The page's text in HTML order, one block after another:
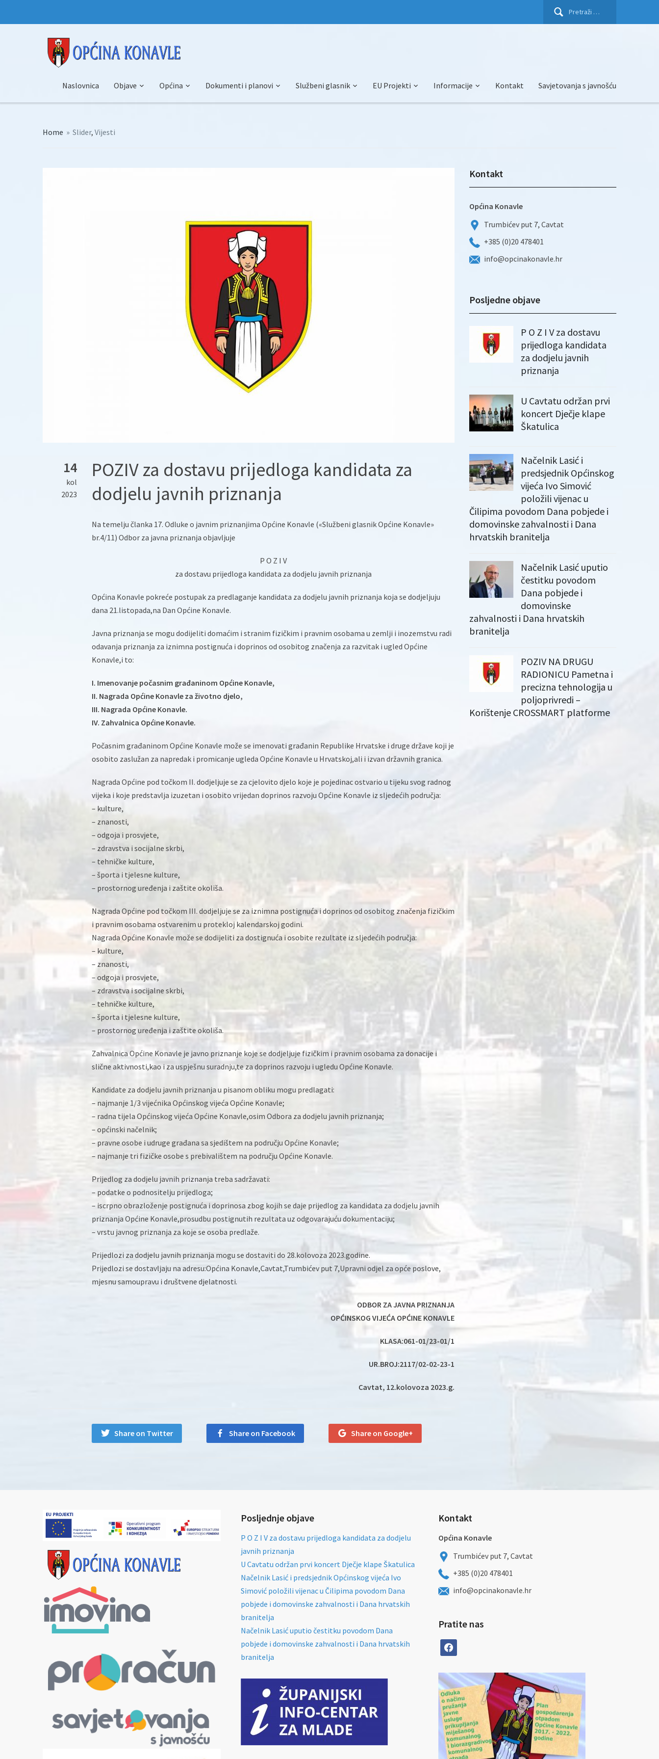
Pretraži:
Naslovnica Objave Općina Dokumenti i planovi Službeni glasnik EU Projekti Informacije Kontakt Savjetovanja s javnošću
Home » Slider, Vijesti
14
kol
2023
POZIV za dostavu prijedloga kandidata za
dodjelu javnih priznanja
Na temelju članka 17. Odluke o javnim priznanjima Općine Konavle («Službeni glasnik Općine Konavle»
br.4/11) Odbor za javna priznanja objavljuje
P O Z I V
za dostavu prijedloga kandidata za dodjelu javnih priznanja
Općina Konavle pokreće postupak za predlaganje kandidata za dodjelu javnih priznanja koja se dodjeljuju
dana 21.listopada,na Dan Općine Konavle.
Javna priznanja se mogu dodijeliti domaćim i stranim fizičkim i pravnim osobama u zemlji i inozemstvu radi
odavanja priznanja za iznimna postignuća i doprinos od osobitog značenja za razvitak i ugled Općine
Konavle,i to:
I. Imenovanje počasnim građaninom Općine Konavle,
II. Nagrada Općine Konavle za životno djelo,
III. Nagrada Općine Konavle.
IV. Zahvalnica Općine Konavle.
Počasnim građaninom Općine Konavle može se imenovati građanin Republike Hrvatske i druge države koji je
osobito zaslužan za napredak i promicanje ugleda Općine Konavle u Hrvatskoj,ali i izvan državnih granica.
Nagrada Općine pod točkom II. dodjeljuje se za cjelovito djelo koje je pojedinac ostvario u tijeku svog radnog
vijeka i koje predstavlja izuzetan i osobito vrijedan doprinos razvoju Općine Konavle iz sljedećih područja:
– kulture,
– znanosti,
– odgoja i prosvjete,
– zdravstva i socijalne skrbi,
– tehničke kulture,
– športa i tjelesne kulture,
– prostornog uređenja i zaštite okoliša.
Nagrada Općine pod točkom III. dodjeljuje se za iznimna postignuća i doprinos od osobitog značenja fizičkim
i pravnim osobama ostvarenim u protekloj kalendarskoj godini.
Nagrada Općine Konavle može se dodijeliti za dostignuća i osobite rezultate iz sljedećih područja:
– kulture,
– znanosti,
– odgoja i prosvjete,
– zdravstva i socijalne skrbi,
– tehničke kulture,
– športa i tjelesne kulture,
– prostornog uređenja i zaštite okoliša.
Zahvalnica Općine Konavle je javno priznanje koje se dodjeljuje fizičkim i pravnim osobama za donacije i
slične aktivnosti,kao i za uspješnu suradnju,te za doprinos razvoju i ugledu Općine Konavle.
Kandidate za dodjelu javnih priznanja u pisanom obliku mogu predlagati:
– najmanje 1/3 vijećnika Općinskog vijeća Općine Konavle;
– radna tijela Općinskog vijeća Općine Konavle,osim Odbora za dodjelu javnih priznanja;
– općinski načelnik;
– pravne osobe i udruge građana sa sjedištem na području Općine Konavle;
– najmanje tri fizičke osobe s prebivalištem na području Općine Konavle.
Prijedlog za dodjelu javnih priznanja treba sadržavati:
– podatke o podnositelju prijedloga;
– iscrpno obrazloženje postignuća i doprinosa zbog kojih se daje prijedlog za kandidata za dodjelu javnih
priznanja Općine Konavle,prosudbu postignutih rezultata uz odgovarajuću dokumentaciju;
– vrstu javnog priznanja za koje se osoba predlaže.
Prijedlozi za dodjelu javnih priznanja mogu se dostaviti do 28.kolovoza 2023.godine.
Prijedlozi se dostavljaju na adresu:Općina Konavle,Cavtat,Trumbićev put 7,Upravni odjel za opće poslove,
mjesnu samoupravu i društvene djelatnosti.
ODBOR ZA JAVNA PRIZNANJA
OPĆINSKOG VIJEĆA OPĆINE KONAVLE
KLASA:061-01/23-01/1
UR.BROJ:2117/02-02-23-1
Cavtat, 12.kolovoza 2023.g.
Share on Twitter Share on Facebook Share on Google+
Kontakt
Općina Konavle
Trumbićev put 7, Cavtat
+385 (0)20 478401
info@opcinakonavle.hr
Posljedne objave
P O Z I V za dostavu
prijedloga kandidata
za dodjelu javnih
priznanja
U Cavtatu održan prvi
koncert Dječje klape
Škatulica
Načelnik Lasić i
predsjednik Općinskog
vijeća Ivo Simović
položili vijenac u
Čilipima povodom Dana pobjede i
domovinske zahvalnosti i Dana
hrvatskih branitelja
Načelnik Lasić uputio
čestitku povodom
Dana pobjede i
domovinske
zahvalnosti i Dana hrvatskih
branitelja
POZIV NA DRUGU
RADIONICU Pametna i
precizna tehnologija u
poljoprivredi –
Korištenje CROSSMART platforme
Posljednje objave
P O Z I V za dostavu prijedloga kandidata za dodjelu
javnih priznanja
U Cavtatu održan prvi koncert Dječje klape Škatulica
Načelnik Lasić i predsjednik Općinskog vijeća Ivo
Simović položili vijenac u Čilipima povodom Dana
pobjede i domovinske zahvalnosti i Dana hrvatskih
branitelja
Načelnik Lasić uputio čestitku povodom Dana
pobjede i domovinske zahvalnosti i Dana hrvatskih
branitelja
Kontakt
Općina Konavle
Trumbićev put 7, Cavtat
+385 (0)20 478401
info@opcinakonavle.hr
Pratite nas
facebook